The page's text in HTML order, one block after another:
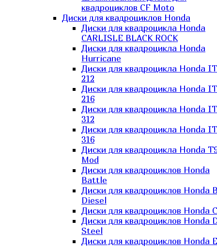
квадроциклов CF Moto
Диски для квадроциклов Honda
Диски для квадроцикла Honda
CARLISLE BLACK ROCK
Диски для квадроцикла Honda
Hurricane
Диски для квадроцикла Honda
212
Диски для квадроцикла Honda
216
Диски для квадроцикла Honda
312
Диски для квадроцикла Honda
316
Диски для квадроцикла Honda
Mod
Диски для квадроциклов Honda
Battle
Диски для квадроциклов Honda
Diesel
Диски для квадроциклов Honda
Диски для квадроциклов Honda
Steel
Диски для квадроциклов Honda